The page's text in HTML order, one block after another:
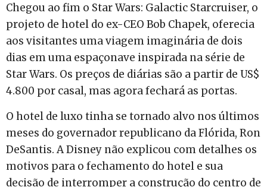
Chegou ao fim o Star Wars: Galactic Starcruiser, o
projeto de hotel do ex-CEO Bob Chapek, oferecia
aos visitantes uma viagem imaginária de dois
dias em uma espaçonave inspirada na série de
Star Wars. Os preços de diárias são a partir de US$
4.800 por casal, mas agora fechará as portas.
O hotel de luxo tinha se tornado alvo nos últimos
meses do governador republicano da Flórida, Ron
DeSantis. A Disney não explicou com detalhes os
motivos para o fechamento do hotel e sua
decisão de interromper a construção do centro de